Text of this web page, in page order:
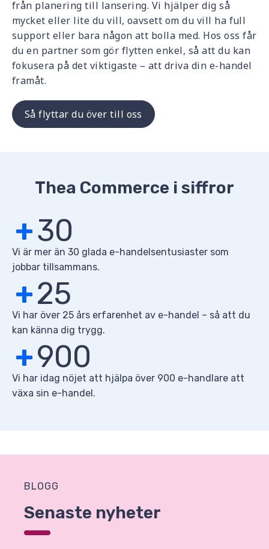
från planering till lansering. Vi hjälper dig så
mycket eller lite du vill, oavsett om du vill ha full
support eller bara någon att bolla med. Hos oss får
du en partner som gör flytten enkel, så att du kan
fokusera på det viktigaste – att driva din e-handel
framåt.
Så flyttar du över till oss
Thea Commerce i siffror
+30
Vi är mer än 30 glada e-handelsentusiaster som
jobbar tillsammans.
+25
Vi har över 25 års erfarenhet av e-handel – så att du
kan känna dig trygg.
+900
Vi har idag nöjet att hjälpa över 900 e-handlare att
växa sin e-handel.
BLOGG
Senaste nyheter